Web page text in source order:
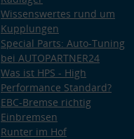
Wissenswertes rund um
Kupplungen
Special Parts: Auto-Tuning
bei AUTOPARTNER24
Was ist HPS - High
Performance Standard?
EBC-Bremse richtig
Einbremsen
Runter im Hof